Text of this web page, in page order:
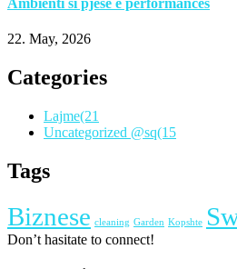
Ambienti si pjesë e performancës
22. May, 2026
Categories
Lajme(21
Uncategorized @sq(15
Tags
Biznese cleaning Garden Kopshte
Don’t hasitate to connect!